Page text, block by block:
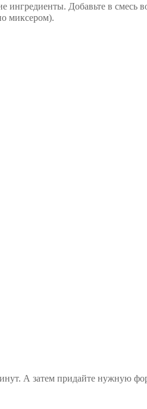
ингредиенты. Добавьте в смесь
миксером).
А затем придайте нужную